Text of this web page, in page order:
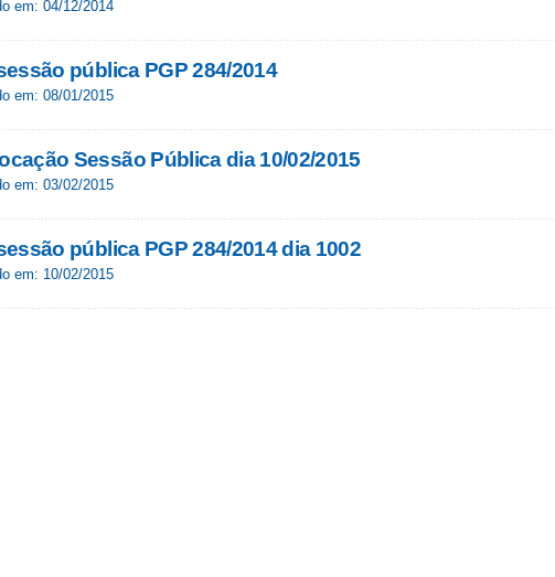
em: 04/12/2014
pública PGP 284/2014
em: 08/01/2015
Sessão Pública dia 10/02/2015
em: 03/02/2015
pública PGP 284/2014 dia 1002
em: 10/02/2015